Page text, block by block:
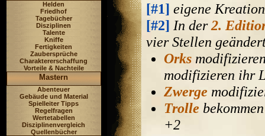
Helden
Friedhof
Tagebücher
Disziplinen
Talente
Kniffe
Fertigkeiten
Zaubersprüche
Charaktererschaffung
Vorteile & Nachteile
Mastern
Abenteuer
Gebäude und Material
Spielleiter Tipps
Regelfragen
Wertetabellen
Disziplinenvergleich
Quellenbücher
[#1] eigene Kreation
[#2] In der2.
vier Stellen
Orks
modifizieren ihr
Zwerge
Trolle
+2